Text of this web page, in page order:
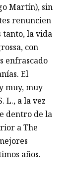
Martín), sin
renuncien
tanto, la vida
con
enfrascado
El
muy, muy
L., a la vez
dentro de la
a The
años.